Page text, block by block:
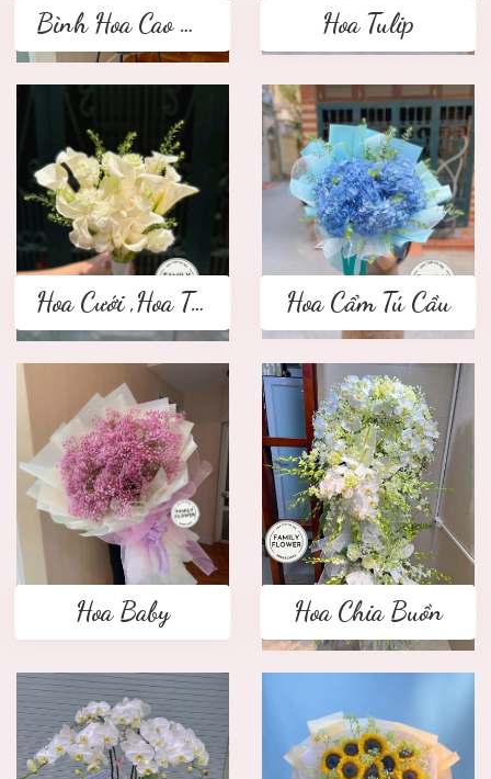
Bình Hoa Cao Cấp Hoa Tulip
Hoa Cưới ,Hoa Tay Cầm Cô Dâu Hoa Cẩm Tú Cầu
Hoa Baby Hoa Chia Buồn